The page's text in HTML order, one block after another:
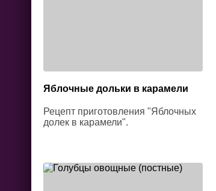
Яблочные дольки в карамели
Рецепт приготовления "Яблочных
долек в карамели".